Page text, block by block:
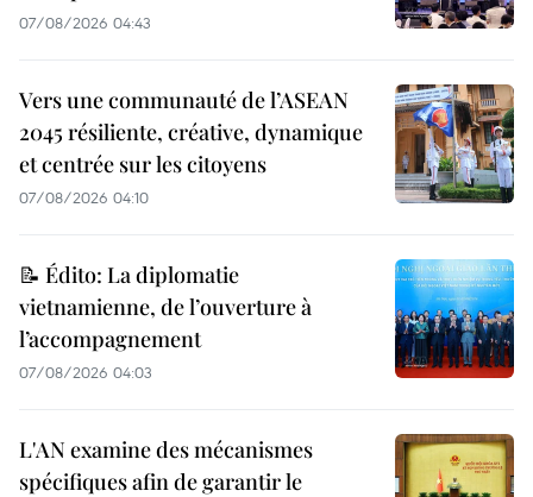
07/08/2026 04:43
Vers une communauté de l’ASEAN
2045 résiliente, créative, dynamique
et centrée sur les citoyens
07/08/2026 04:10
📝 Édito: La diplomatie
vietnamienne, de l’ouverture à
l’accompagnement
07/08/2026 04:03
L'AN examine des mécanismes
spécifiques afin de garantir le